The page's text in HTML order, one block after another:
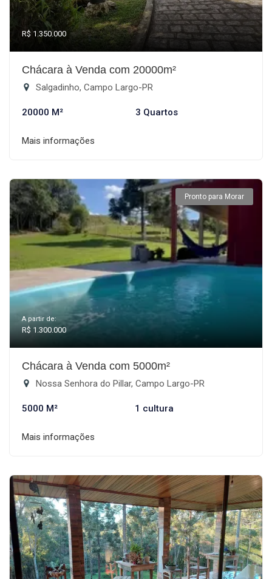
R$ 1.350.000
Chácara à Venda com 20000m²
Salgadinho, Campo Largo-PR
20000 M² 3 Quartos
Mais informações
Pronto para Morar
A partir de:
R$ 1.300.000
Chácara à Venda com 5000m²
Nossa Senhora do Pillar, Campo Largo-PR
5000 M² 1 cultura
Mais informações